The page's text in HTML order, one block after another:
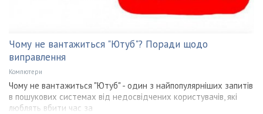
Чому не вантажиться "Ютуб"? Поради щодо
виправлення
Компютери
Чому не вантажиться "Ютуб" - один з найпопулярніших запитів
в пошукових системах від недосвідчених користувачів, які
люблять вбити час за